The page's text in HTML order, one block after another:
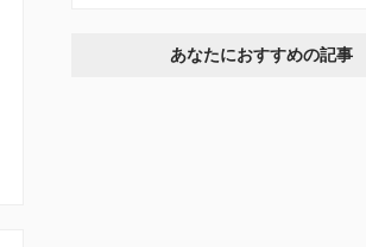
あなたにおすすめの記事